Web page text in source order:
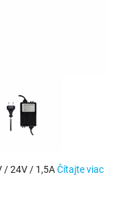
/ 24V / 1,5AČítajte viac